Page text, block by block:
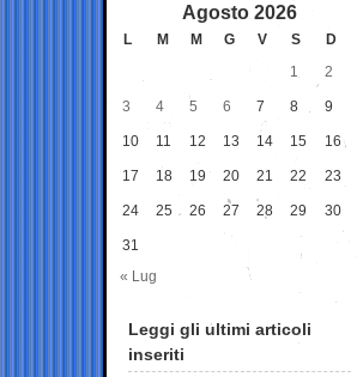
Agosto 2026
L M M G V S
D
1
2
3 4 5 6 7 8 9
10 11 12 13 14 15 16
17 18 19 20 21 22 23
24 25 26 27 28 29 30
31
« Lug
Leggi gli ultimi articoli
inseriti